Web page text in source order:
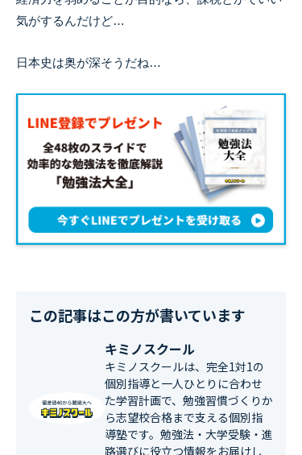
気がするんだけど…
日本史は奥が深そうだね…
この記事はこの方が書いています
キミノスクール
キミノスクールは、完全1対1の
個別指導と一人ひとりに合わせ
た学習計画で、勉強習慣づくりか
ら志望校合格まで支える個別指
導塾です。勉強法・大学受験・進
路選びに役立つ情報をお届けし